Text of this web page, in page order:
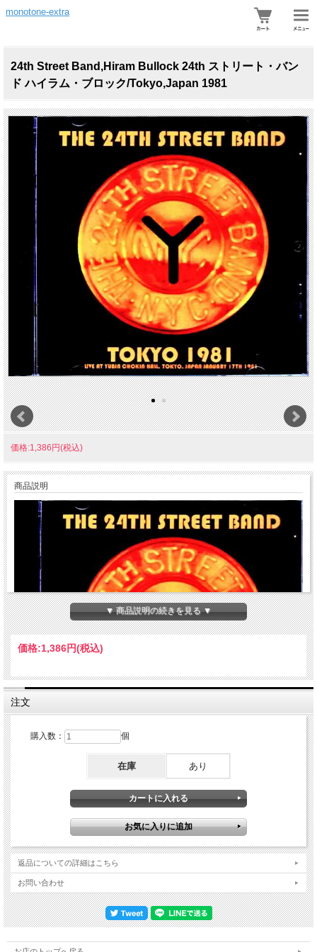
monotone-extra
24th Street Band,Hiram Bullock 24th ストリート・バン
ド ハイラム・ブロック/Tokyo,Japan 1981
価格:1,386円(税込)
商品説明
れ１９７９年に彼らのファースト・アルバム「24thストリート・バンド」がリリー
スされ、その後セカンド・アルバム「マンハッタンの夢」、そして１９８１年１月
１４日と１７日の東京公演よりピックアップされたライブ・アルバム「BO KU TA
CHI」がリリースされ非常に人気の高いバンドとして知られていました。今回リリ
った５曲をサウンドボード音源で収録したファンにとっては正にお宝となるアイテ
ムが登場しました。更にラストにはオフィシャル・ライブとはイントロ部分が異な
った「マンハッタンの夢」の未編集テイクまでをも収録しています。ハイラム・ブ
ロックとウィル・リーに関してはジャズ、フュージョン・ファンの方々説明不要の
存在ですが、キーボードのクリフォード・カーターは、ジェームズ・テイラー、ポ
ール・サイモン、アート・ガーファンクル、マイケル・フランクス等のアルバムに
も参加しており、ドラムスのスティーブ・ジョーダンはボブ・ディラン、ドン・ヘ
ンリー等のレコーディングやローリング・ストーンズの「ダーティー・ワーク」、
キース・リチャードのソロ・アルバムなど幅広いジャンルのミュージシャン達と共
演を重ねています。僅か３年間という短命に終わってしまった彼らの未発表音源が
リリースされたことは正に快挙であり同時にファンにとっては聴き逃すことが出来
▼ 商品説明の続きを見る ▼
価格:1,386円(税込)
注文
購入数： 個
在庫 あり
返品についての詳細はこちら
お問い合わせ